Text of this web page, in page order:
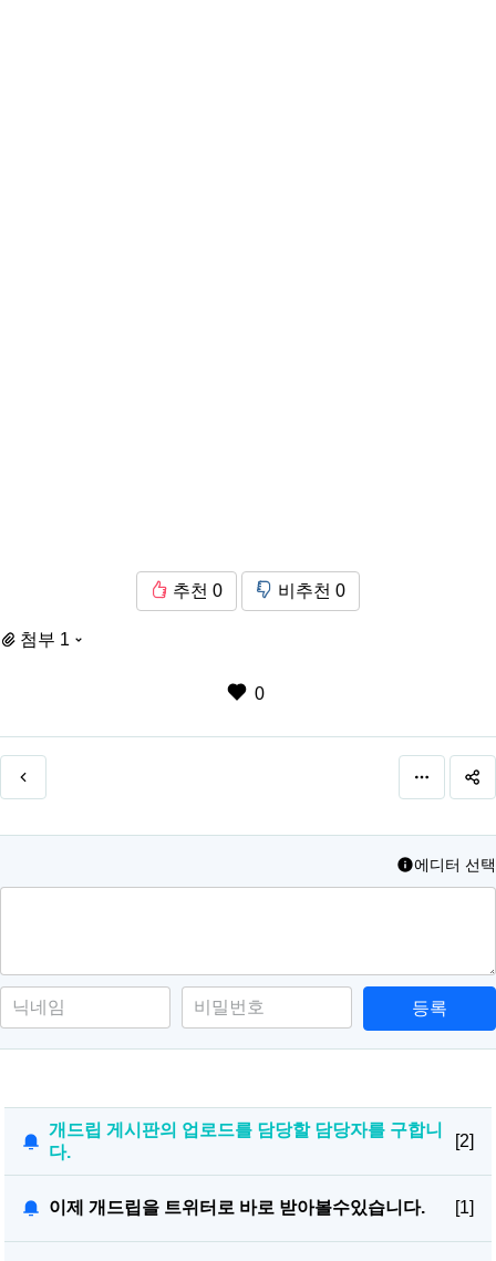
추천 0 비추천 0
첨부 1
0
에디터 선택
등록
개드립 게시판의 업로드를 담당할 담당자를 구합니
다.
[2]
이제 개드립을 트위터로 바로 받아볼수있습니다. [1]